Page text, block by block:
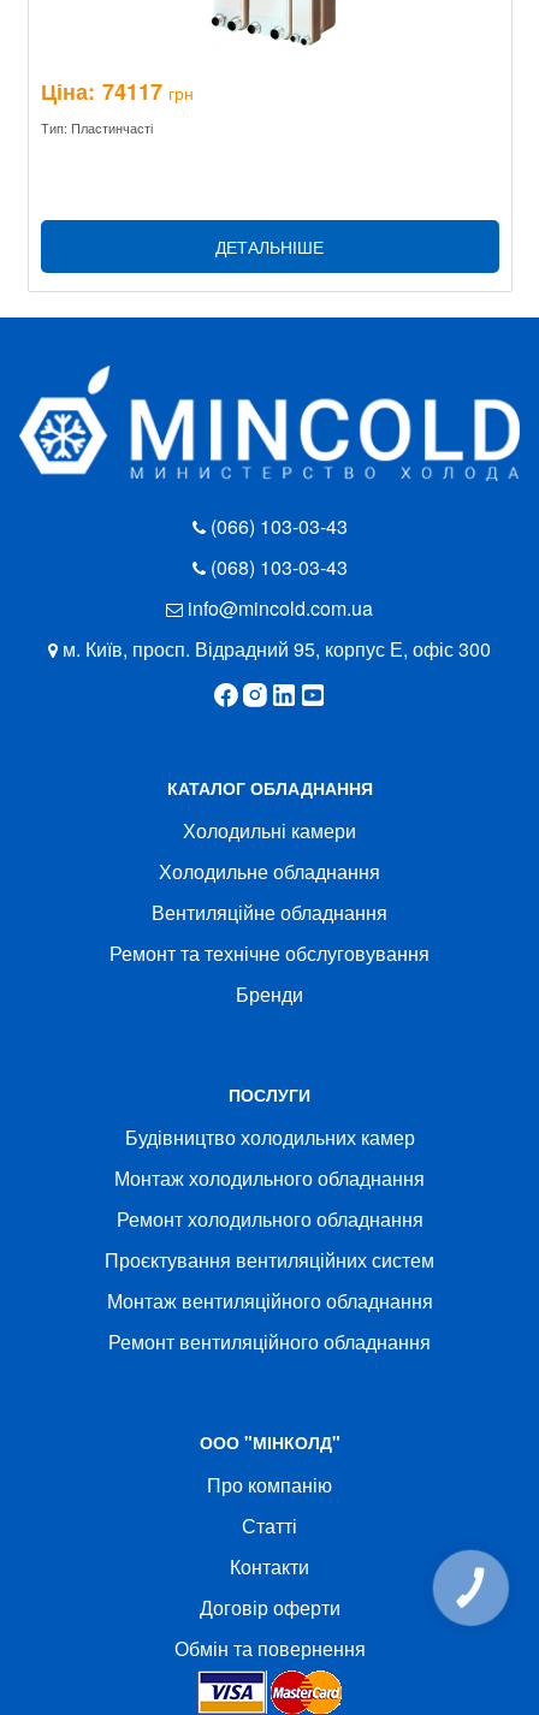
Ціна: 74117 грн
Тип: Пластинчасті
ДЕТАЛЬНІШЕ
(066) 103-03-43
(068) 103-03-43
info@mincold.com.ua
м. Київ, просп. Відрадний 95, корпус Е, офіс 300
КАТАЛОГ ОБЛАДНАННЯ
Холодильні камери
Холодильне обладнання
Вентиляційне обладнання
Ремонт та технічне обслуговування
Бренди
ПОСЛУГИ
Будівництво холодильних камер
Монтаж холодильного обладнання
Ремонт холодильного обладнання
Проєктування вентиляційних систем
Монтаж вентиляційного обладнання
Ремонт вентиляційного обладнання
ООО "МІНКОЛД"
Про компанію
Статті
Контакти
Договір оферти
Обмін та повернення
КНОПКА
СВЯЗИ